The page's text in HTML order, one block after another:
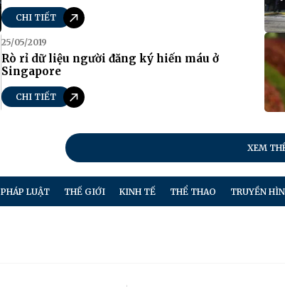
CHI TIẾT
25/05/2019
Rò rỉ dữ liệu người đăng ký hiến máu ở
Singapore
CHI TIẾT
XEM
PHÁP LUẬT THẾ GIỚI KINH TẾ THỂ THAO TRUYỀN